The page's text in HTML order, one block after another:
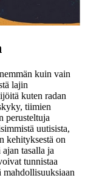
kuin vain
lajin
kuten radan
tiimien
perusteltuja
uutisista,
kehityksestä on
tasalla ja
tunnistaa